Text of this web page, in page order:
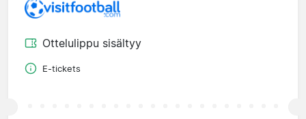
Ottelulippu sisältyy
E-tickets